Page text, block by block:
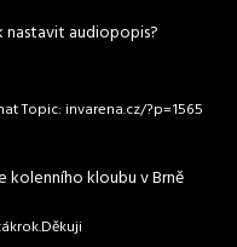
nastavit audiopopis?
Topic: invarena.cz/?p=1565
kolenního kloubu v Brně